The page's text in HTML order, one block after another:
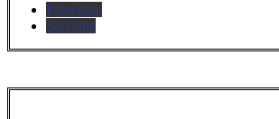
Précédent
Suivante